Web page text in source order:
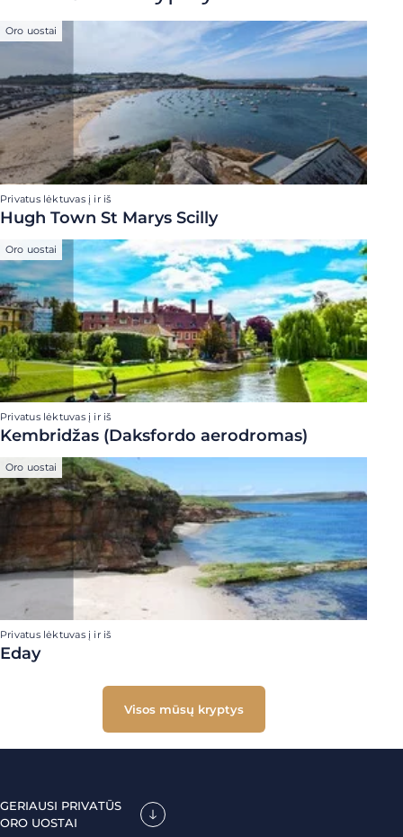
Oro uostai
Privatus lėktuvas į ir iš
Hugh Town St Marys Scilly
Oro uostai
Privatus lėktuvas į ir iš
Kembridžas (Daksfordo aerodromas)
Oro uostai
Privatus lėktuvas į ir iš
Eday
Visos mūsų kryptys
GERIAUSI PRIVATŪS
ORO UOSTAI